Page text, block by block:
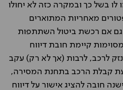
לו בשל כך ובמקרה כזה לא יחולו
מאחריות המתוארים
גם אם רכשת ביטול השתתפות
קיימת חובת דיווח
לרכב, לרבות (אך לא רק) עקב
קבלת הרכב בתחנת המסירה,
חובה להציג אישור על דיווח